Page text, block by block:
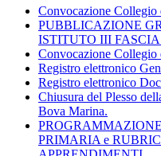
Convocazione Collegio
PUBBLICAZIONE
ISTITUTO III FASCIA
Convocazione Collegio
Registro elettronico
Registro elettronico
Chiusura del Plesso
Bova Marina.
PRIMARIA e